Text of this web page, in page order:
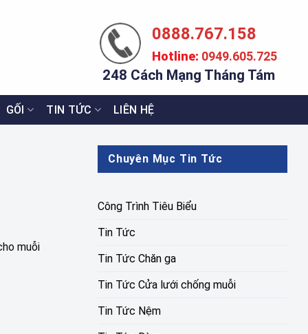
0888.767.158
Hotline: 0949.605.725
248 Cách Mạng Tháng Tám
GỐI TIN TỨC LIÊN HỆ
muỗi
Chuyên Mục Tin Tức
Công Trình Tiêu Biểu
Tin Tức
Tin Tức Chăn ga
Tin Tức Cửa lưới chống muỗi
Tin Tức Nệm